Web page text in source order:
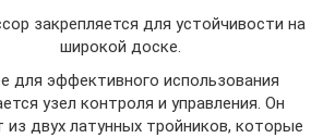
закрепляется для устойчивости на
широкой доске.
для эффективного использования
узел контроля и управления. Он
из двух латунных тройников, которые